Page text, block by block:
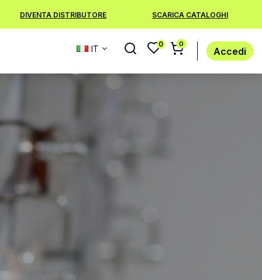
DIVENTA DISTRIBUTORE SCARICA CATALOGHI
IT 0 0
Accedi